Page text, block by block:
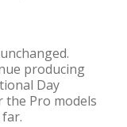
producing
Day
the Pro models